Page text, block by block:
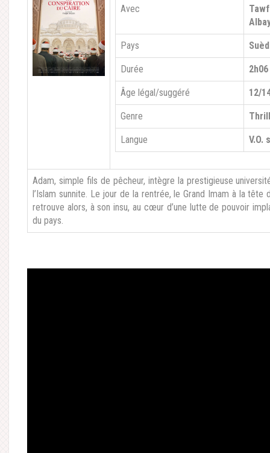
Avec
Pays
Durée 2h06
Âge légal/suggéré 12/
Genre
Langue V.O.
Adam, simple fils de pêcheur, intègre la prestigieuse
l’Islam sunnite. Le jour de la rentrée, le Grand Imam à la tête
retrouve alors, à son insu, au cœur d’une lutte de pouvoir
du pays.